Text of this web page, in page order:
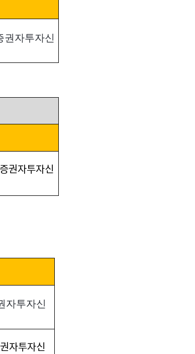
권자투자신
증권자투자신
자투자신
자투자신